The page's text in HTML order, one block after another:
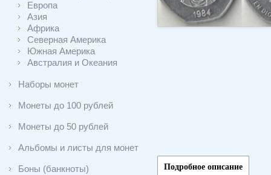
Европа
Азия
Африка
Северная Америка
Южная Америка
Австралия и Океания
Наборы монет
Монеты до 100 рублей
Монеты до 50 рублей
Альбомы и листы для монет
Боны (банкноты) Подробное описание